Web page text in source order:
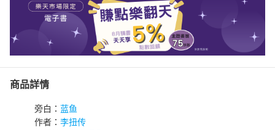
商品詳情
旁白： 蓝鱼
作者： 李扭传